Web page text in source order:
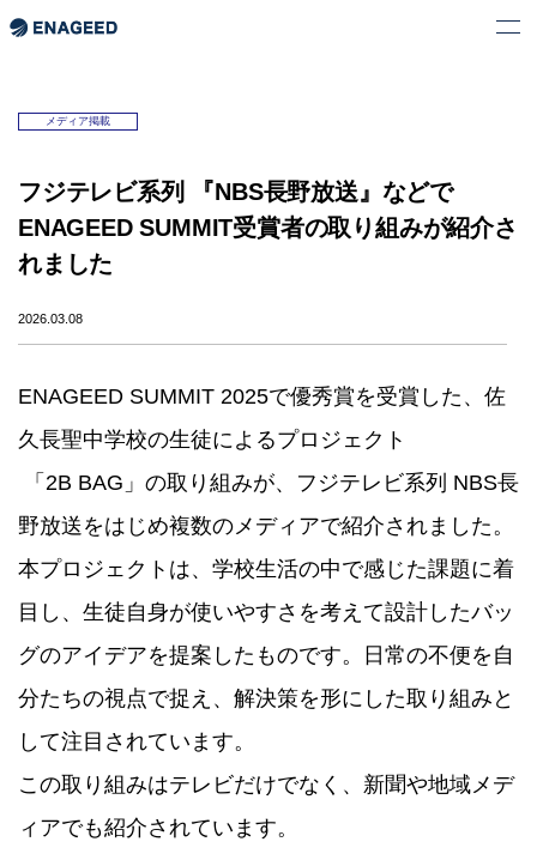
メディア掲載
フジテレビ系列 『NBS長野放送』などで
ENAGEED SUMMIT受賞者の取り組みが紹介さ
れました
2026.03.08
ENAGEED SUMMIT 2025で優秀賞を受賞した、佐
久長聖中学校の生徒によるプロジェクト
「2B BAG」の取り組みが、フジテレビ系列 NBS長
野放送をはじめ複数のメディアで紹介されました。
本プロジェクトは、学校生活の中で感じた課題に着
目し、生徒自身が使いやすさを考えて設計したバッ
グのアイデアを提案したものです。日常の不便を自
分たちの視点で捉え、解決策を形にした取り組みと
して注目されています。
この取り組みはテレビだけでなく、新聞や地域メデ
ィアでも紹介されています。